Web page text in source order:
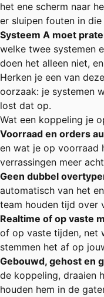
het ene scherm naar
er sluipen fouten in
Systeem A moet
welke twee systemen
doen het alleen niet,
Herken je een van
oorzaak: je systemen
lost dat op.
Wat een koppeling je
Voorraad en orders
en wat je op voorraad
verrassingen meer
Geen dubbel
automatisch van het
team houden tijd over
Realtime of op vaste
of op vaste tijden, net
stemmen het af op
Gebouwd, gehost en
de koppeling, draaien
houden hem in de